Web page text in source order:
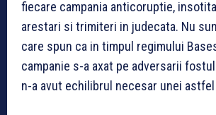
fiecare campania anticoruptie,
arestari si trimiteri in judecata. Nu
care spun ca in timpul regimului
campanie s-a axat pe adversarii
n-a avut echilibrul necesar unei